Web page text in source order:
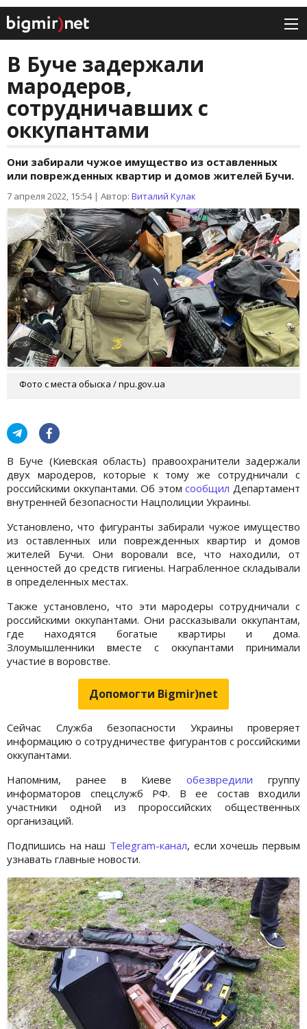
В Буче задержали
мародеров,
сотрудничавших с
оккупантами
Они забирали чужое имущество из оставленных
или поврежденных квартир и домов жителей Бучи.
7 апреля 2022, 15:54| Автор: Виталий Кулак
Фото с места обыска / npu.gov.ua
В Буче (Киевская область) правоохранители задержали
двух мародеров, которые к тому же сотрудничали с
российскими оккупантами. Об этомсообщил Департамент
внутренней безопасности Нацполиции Украины.
Установлено, что фигуранты забирали чужое имущество
из оставленных или поврежденных квартир и домов
жителей Бучи. Они воровали все, что находили, от
ценностей до средств гигиены. Награбленное складывали
в определенных местах.
Также установлено, что эти мародеры сотрудничали с
российскими оккупантами. Они рассказывали оккупантам,
где находятся богатые квартиры и дома.
Злоумышленники вместе с оккупантами принимали
участие в воровстве.
Допомогти Bigmir)net
Сейчас Служба безопасности Украины проверяет
информацию о сотрудничестве фигурантов с российскими
оккупантами.
Напомним, ранее в Киевеобезвредили группу
информаторов спецслужб РФ. В ее состав входили
участники одной из пророссийских общественных
организаций.
Подпишись на наш Telegram-канал, если хочешь первым
узнавать главные новости.